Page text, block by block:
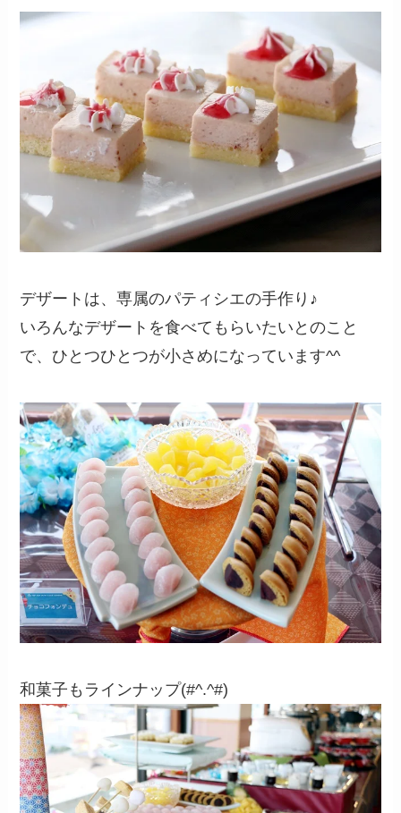
デザートは、専属のパティシエの手作り♪
いろんなデザートを食べてもらいたいとのこと
で、ひとつひとつが小さめになっています^^
和菓子もラインナップ(#^.^#)